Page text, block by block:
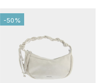
-50%